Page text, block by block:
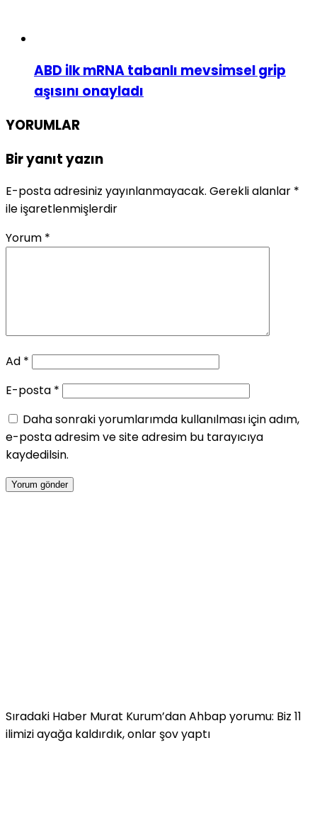
ABD ilk mRNA tabanlı mevsimsel grip
aşısını onayladı
YORUMLAR
Bir yanıt yazın
E-posta adresiniz yayınlanmayacak. Gerekli alanlar *
ile işaretlenmişlerdir
Yorum *
Ad *
E-posta *
Daha sonraki yorumlarımda kullanılması için adım,
e-posta adresim ve site adresim bu tarayıcıya
kaydedilsin.
Sıradaki Haber Murat Kurum’dan Ahbap yorumu: Biz 11
ilimizi ayağa kaldırdık, onlar şov yaptı